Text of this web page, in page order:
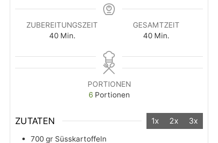
ZUBEREITUNGSZEIT
40 Min.
GESAMTZEIT
40 Min.
PORTIONEN
6 Portionen
ZUTATEN 1x 2x 3x
700 gr Süsskartoffeln